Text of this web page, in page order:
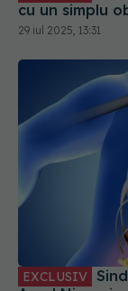
EXCLUSIV
Aurel Nica:
22 iul 2025, 23:05